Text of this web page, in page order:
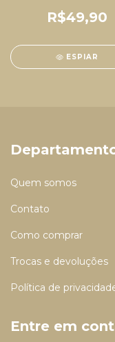
R$49,90
ESPIAR
Quem somos
Contato
Como comprar
Trocas e devoluções
Política de
Entre em